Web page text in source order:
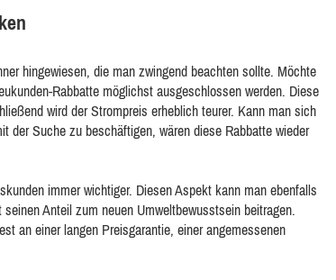
hingewiesen, die man zwingend beachten sollte. Möchte
Rabbatte möglichst ausgeschlossen werden. Diese
wird der Strompreis erheblich teurer. Kann man sich
der Suche zu beschäftigen, wären diese Rabbatte wieder
immer wichtiger. Diesen Aspekt kann man ebenfalls
Anteil zum neuen Umweltbewusstsein beitragen.
an einer langen Preisgarantie, einer angemessenen